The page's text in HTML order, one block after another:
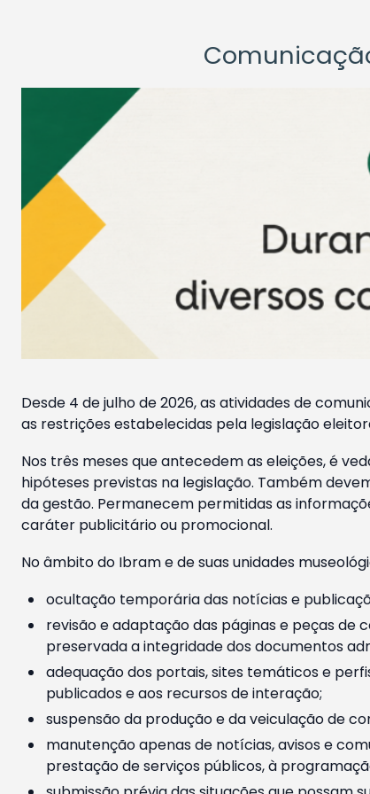
Desde 4 de julho de 2026, as atividades de
as restrições estabelecidas pela legislação
Nos três meses que antecedem as eleições, é
hipóteses previstas na legislação. Também
da gestão. Permanecem permitidas as
caráter publicitário ou promocional.
No âmbito do Ibram e de suas unidades
ocultação temporária das notícias e
revisão e adaptação das páginas e peças de
preservada a integridade dos documentos
adequação dos portais, sites temáticos e
publicados e aos recursos de interação;
suspensão da produção e da veiculação de
manutenção apenas de notícias, avisos e
prestação de serviços públicos, à